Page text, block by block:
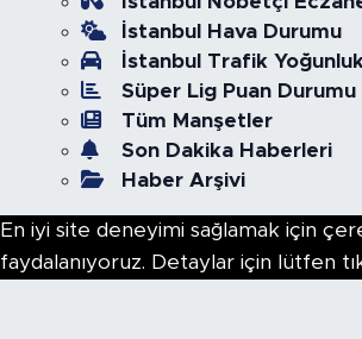
İstanbul Hava Durumu
İstanbul Trafik
Süper Lig Puan
Tüm Manşetler
Son Dakika Haberleri
Haber Arşivi
En iyi site deneyimi sağlamak için
faydalanıyoruz. Detaylar için lütfen